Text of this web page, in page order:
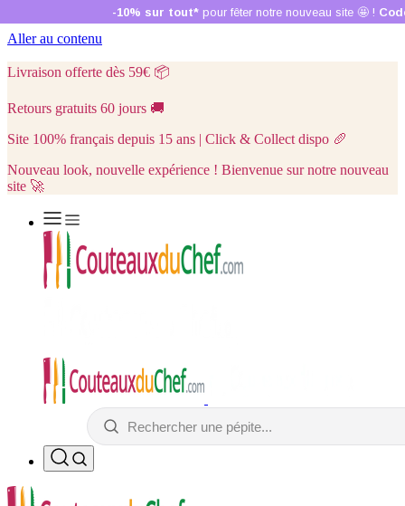
Aller au contenu
Livraison offerte dès 59€ 📦
Retours gratuits 60 jours 🚚
Site 100% français depuis 15 ans | Click & Collect dispo 🥖
Nouveau look, nouvelle expérience ! Bienvenue sur notre nouveau
site 🚀